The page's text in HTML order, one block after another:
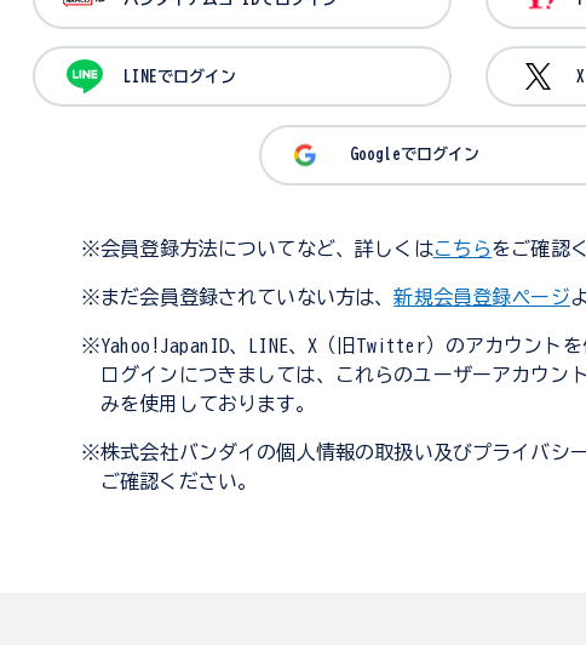
LINEでログイン
Googleでログイン
※会員登録方法についてなど、詳しくはこちらをご確認
※まだ会員登録されていない方は、新規会員登録ページ
※Yahoo!JapanID、LINE、X（旧Twitter）のアカウント
ログインにつきましては、これらのユーザーアカウン
みを使用しております。
※株式会社バンダイの個人情報の取扱い及びプライバシ
ご確認ください。